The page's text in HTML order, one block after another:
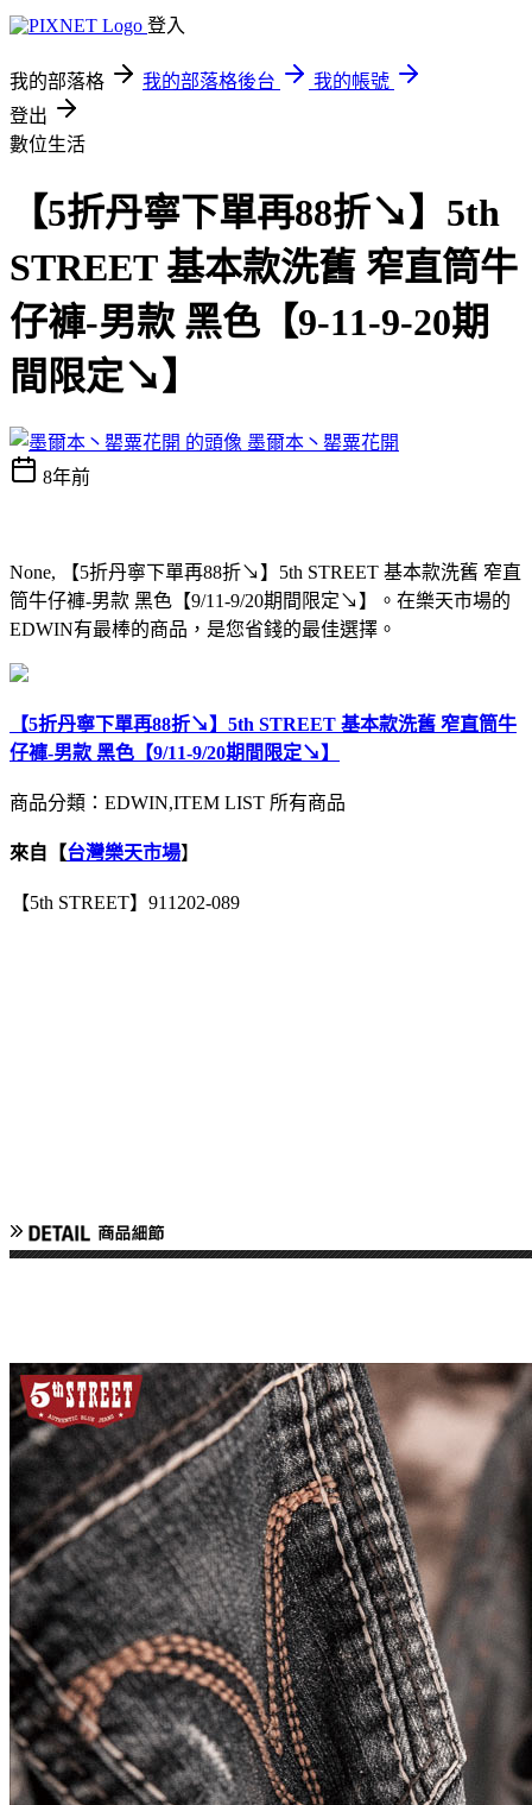
登入
我的部落格 我的部落格後台
我的帳號
登出
數位生活
【5折丹寧下單再88折↘】5th
STREET 基本款洗舊 窄直筒牛
仔褲-男款 黑色【9-11-9-20期
間限定↘】
墨爾本丶罌粟花開
8年前
None, 【5折丹寧下單再88折↘】5th STREET 基本款洗舊 窄直
筒牛仔褲-男款 黑色【9/11-9/20期間限定↘】。在樂天市場的
EDWIN有最棒的商品，是您省錢的最佳選擇。
【5折丹寧下單再88折↘】5th STREET 基本款洗舊 窄直筒牛
仔褲-男款 黑色【9/11-9/20期間限定↘】
商品分類：EDWIN,ITEM LIST 所有商品
來自【台灣樂天市場】
【5th STREET】911202-089